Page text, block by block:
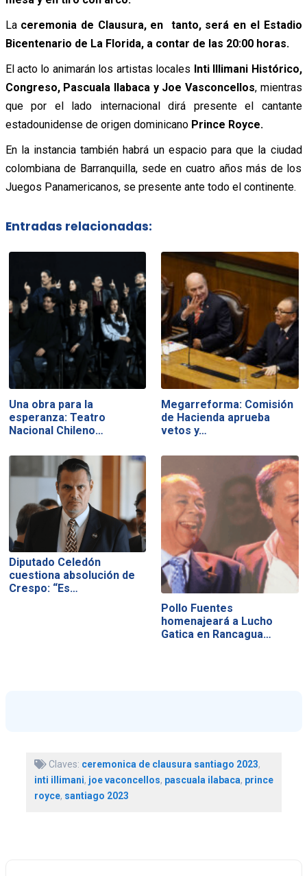
La ceremonia de Clausura, en tanto, será en el Estadio
Bicentenario de La Florida, a contar de las 20:00 horas.
El acto lo animarán los artistas locales Inti Illimani Histórico,
Congreso, Pascuala Ilabaca y Joe Vasconcellos, mientras
que por el lado internacional dirá presente el cantante
estadounidense de origen dominicano Prince Royce.
En la instancia también habrá un espacio para que la ciudad
colombiana de Barranquilla, sede en cuatro años más de los
Juegos Panamericanos, se presente ante todo el continente.
Entradas relacionadas:
Una obra para la
esperanza: Teatro
Nacional Chileno…
Megarreforma: Comisión
de Hacienda aprueba
vetos y…
Diputado Celedón
cuestiona absolución de
Crespo: “Es…
Pollo Fuentes
homenajeará a Lucho
Gatica en Rancagua…
Claves: ceremonica de clausura santiago 2023,
inti illimani, joe vaconcellos, pascuala ilabaca, prince
royce, santiago 2023